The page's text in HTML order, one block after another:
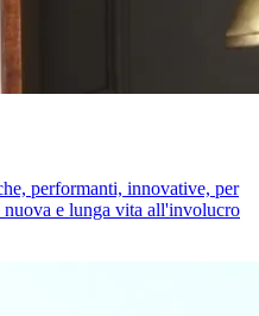
performanti, innovative, per
nuova e lunga vita all'involucro